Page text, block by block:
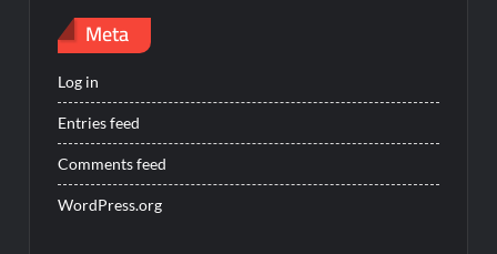
Meta
Log in
Entries feed
Comments feed
WordPress.org